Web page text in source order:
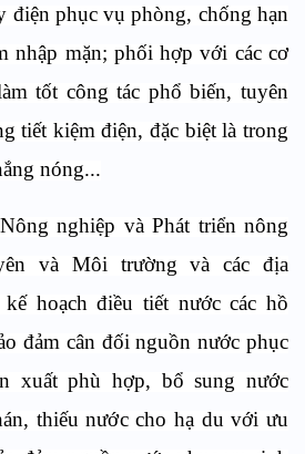
điện phục vụ phòng, chống hạn
nhập mặn; phối hợp với các cơ
tốt công tác phổ biến, tuyên
tiết kiệm điện, đặc biệt là trong
nóng...
nghiệp và Phát triển nông
và Môi trường và các địa
hoạch điều tiết nước các hồ
đảm cân đối nguồn nước phục
xuất phù hợp, bổ sung nước
thiếu nước cho hạ du với ưu